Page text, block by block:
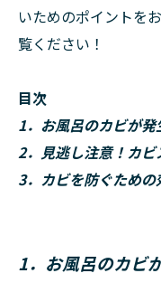
いためのポイントを
覧ください！
目次
1．お風呂のカビが
2．見逃し注意！カ
3．カビを防ぐため
1．お風呂のカビ